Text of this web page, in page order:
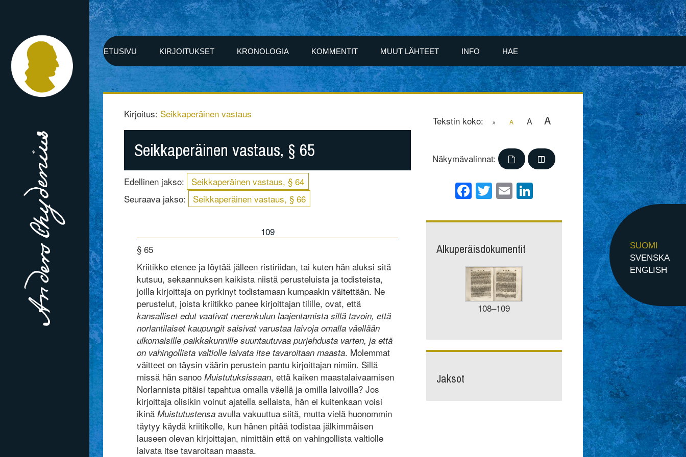
ETUSIVU KIRJOITUKSET KRONOLOGIA KOMMENTIT MUUT LÄHTEET INFO HAE
SUOMI
SVENSKA
ENGLISH
Kirjoitus: Seikkaperäinen vastaus
Seikkaperäinen vastaus, § 65
Edellinen jakso:
Seikkaperäinen vastaus, § 64
Seuraava jakso:
Seikkaperäinen vastaus, § 66
Tekstin koko: A A A A
Näkymävalinnat:
Facebook
Twitter
EmailLinkedIn
109
§ 65
Kriitikko etenee ja löytää jälleen ristiriidan, tai kuten hän aluksi sitä
kutsuu, sekaannuksen kaikista niistä perusteluista ja todisteista,
joilla kirjoittaja on pyrkinyt todistamaan kumpaakin väitettään. Ne
perustelut, joista kriitikko panee kirjoittajan tilille, ovat, että
kansalliset edut vaativat merenkulun laajentamista sillä tavoin, että
norlantilaiset kaupungit saisivat varustaa laivoja omalla väellään
ulkomaisille paikkakunnille suuntautuvaa purjehdusta varten, ja että
on vahingollista valtiolle laivata itse tavaroitaan maasta. Molemmat
väitteet on täysin väärin perustein pantu kirjoittajan nimiin. Sillä
missä hän sanooMuistutuksissaan, että kaiken maastalaivaamisen
Norlannista pitäisi tapahtua omalla väellä ja omilla laivoilla? Jos
kirjoittaja olisikin voinut ajatella sellaista, hän ei kuitenkaan voisi
ikinäMuistutustensa avulla vakuuttua siitä, mutta vielä huonommin
täytyy käydä kriitikolle, kun hänen pitää todistaa jälkimmäisen
lauseen olevan kirjoittajan, nimittäin että on vahingollista valtiolle
laivata itse tavaroitaan maasta.
Alkuperäisdokumentit
108–109
Jaksot